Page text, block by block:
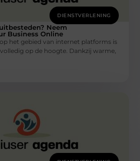
DIENSTVERLENING
Neem
Business Online
het gebied van internet platforms is
op de hoogte. Dankzij warme,